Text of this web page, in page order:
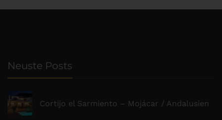
Neuste Posts
Cortijo el Sarmiento – Mojácar / Andalusien